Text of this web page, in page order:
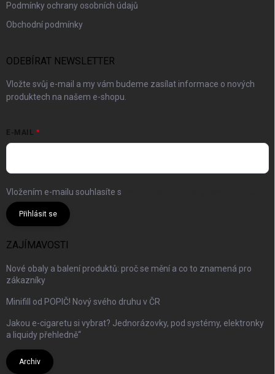
Podmínky ochrany osobních údajů
Obchodní podmínky
ODEBÍRAT NEWSLETTER
Vložte svůj e-mail a my vám budeme zasílat informace o nových
produktech na našem e-shopu.
E-MAIL
Vložením e-mailu souhlasíte s
Přihlásit se
ZAJÍMAVOSTI
Nové obaly a balení produktů: proč se mění a co to znamená pro
zákazníky
Minifill od POPIČ! Nový svého druhu v ČR
Jakou e-cigaretu si vybrat? Jednorázovky, pod systémy, elektronky
a liquidy přehledně“
Archiv